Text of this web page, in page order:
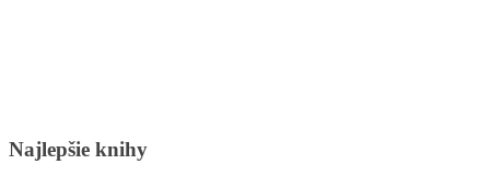
Najlepšie knihy